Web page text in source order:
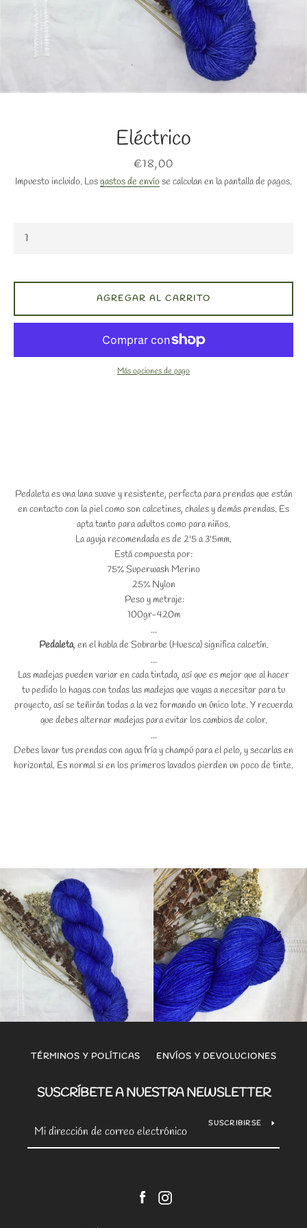
Eléctrico
Precio
€18,00
Impuesto incluido. Losgastos de envíose calculan en la pantalla de pagos.
Pedaleta es una lana suave y resistente, perfecta para prendas que están
en contacto con la piel como son calcetines, chales y demás prendas. Es
apta tanto para adultos como para niños.
La aguja recomendada es de 2'5 a 3'5mm.
Está compuesta por:
75% Superwash Merino
25% Nylon
Peso y metraje:
100gr-420m
...
Pedaleta, en el habla de Sobrarbe (Huesca) significa calcetín.
...
Las madejas pueden variar en cada tintada, así que es mejor que al hacer
tu pedido lo hagas con todas las madejas que vayas a necesitar para tu
proyecto, así se teñirán todas a la vez formando un único lote. Y recuerda
que debes alternar madejas para evitar los cambios de color.
...
Debes lavar tus prendas con agua fría y champú para el pelo, y secarlas en
horizontal. Es normal si en los primeros lavados pierden un poco de tinte.
AGREGAR AL CARRITO
Más opciones de pago
TÉRMINOS Y POLÍTICAS ENVÍOS Y DEVOLUCIONES
SUSCRÍBETE A NUESTRA NEWSLETTER
SUSCRIBIRSE
FacebookInstagram